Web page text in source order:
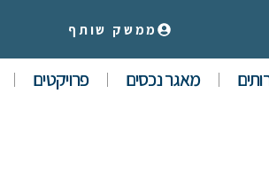
ממשק שותף
מאגר נכסים פרויקטים